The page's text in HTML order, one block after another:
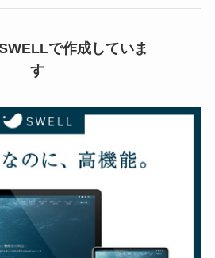
で作成していま
す